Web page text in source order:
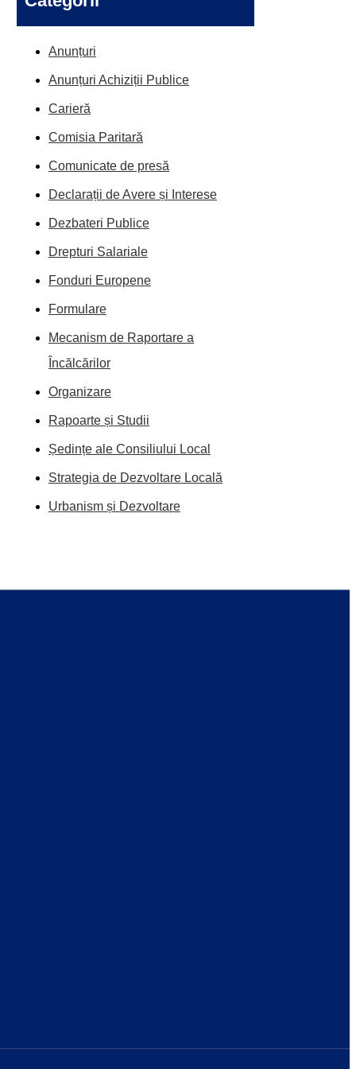
Anunțuri
Anunțuri Achiziții Publice
Carieră
Comisia Paritară
Comunicate de presă
Declarații de Avere și Interese
Dezbateri Publice
Drepturi Salariale
Fonduri Europene
Formulare
Mecanism de Raportare a
Încălcărilor
Organizare
Rapoarte și Studii
Ședințe ale Consiliului Local
Strategia de Dezvoltare Locală
Urbanism și Dezvoltare